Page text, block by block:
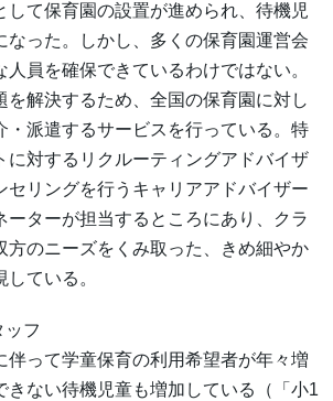
して保育園の設置が進められ、待機児
なった。しかし、多くの保育園運営会
員を確保できているわけではない。
を解決するため、全国の保育園に対し
・派遣するサービスを行っている。特
に対するリクルーティングアドバイザ
セリングを行うキャリアアドバイザー
ーターが担当するところにあり、クラ
方のニーズをくみ取った、きめ細やか
ている。
ッフ
伴って学童保育の利用希望者が年々増
きない待機児童も増加している（「小1